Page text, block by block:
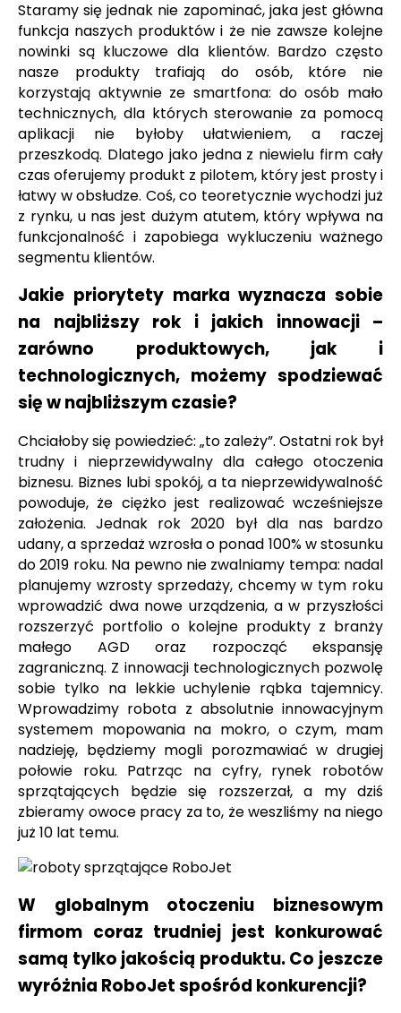
Staramy się jednak nie zapominać, jaka jest główna
funkcja naszych produktów i że nie zawsze kolejne
nowinki są kluczowe dla klientów. Bardzo często
nasze produkty trafiają do osób, które nie
korzystają aktywnie ze smartfona: do osób mało
technicznych, dla których sterowanie za pomocą
aplikacji nie byłoby ułatwieniem, a raczej
przeszkodą. Dlatego jako jedna z niewielu firm cały
czas oferujemy produkt z pilotem, który jest prosty i
łatwy w obsłudze. Coś, co teoretycznie wychodzi już
z rynku, u nas jest dużym atutem, który wpływa na
funkcjonalność i zapobiega wykluczeniu ważnego
segmentu klientów.
Jakie priorytety marka wyznacza sobie
na najbliższy rok i jakich innowacji –
zarówno produktowych, jak i
technologicznych, możemy spodziewać
się w najbliższym czasie?
Chciałoby się powiedzieć: „to zależy”. Ostatni rok był
trudny i nieprzewidywalny dla całego otoczenia
biznesu. Biznes lubi spokój, a ta nieprzewidywalność
powoduje, że ciężko jest realizować wcześniejsze
założenia. Jednak rok 2020 był dla nas bardzo
udany, a sprzedaż wzrosła o ponad 100% w stosunku
do 2019 roku. Na pewno nie zwalniamy tempa: nadal
planujemy wzrosty sprzedaży, chcemy w tym roku
wprowadzić dwa nowe urządzenia, a w przyszłości
rozszerzyć portfolio o kolejne produkty z branży
małego AGD oraz rozpocząć ekspansję
zagraniczną. Z innowacji technologicznych pozwolę
sobie tylko na lekkie uchylenie rąbka tajemnicy.
Wprowadzimy robota z absolutnie innowacyjnym
systemem mopowania na mokro, o czym, mam
nadzieję, będziemy mogli porozmawiać w drugiej
połowie roku. Patrząc na cyfry, rynek robotów
sprzątających będzie się rozszerzał, a my dziś
zbieramy owoce pracy za to, że weszliśmy na niego
już 10 lat temu.
W globalnym otoczeniu biznesowym
firmom coraz trudniej jest konkurować
samą tylko jakością produktu. Co jeszcze
wyróżnia RoboJet spośród konkurencji?